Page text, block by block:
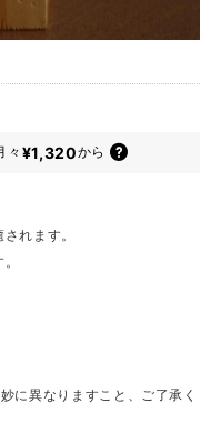
々 ¥1,320から
れます。
に異なりますこと、ご了承く